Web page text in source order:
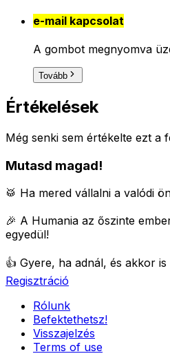
e-mail kapcsolat
A gombot megnyomva
Tovább
Értékelések
Még senki sem értékelte ezt a
Mutasd magad!
🥁 Ha mered vállalni a valódi
🎉 A Humania az őszinte
egyedül!
👍 Gyere, ha adnál, és akkor
Regisztráció
Rólunk
Befektethetsz!
Visszajelzés
Terms of use